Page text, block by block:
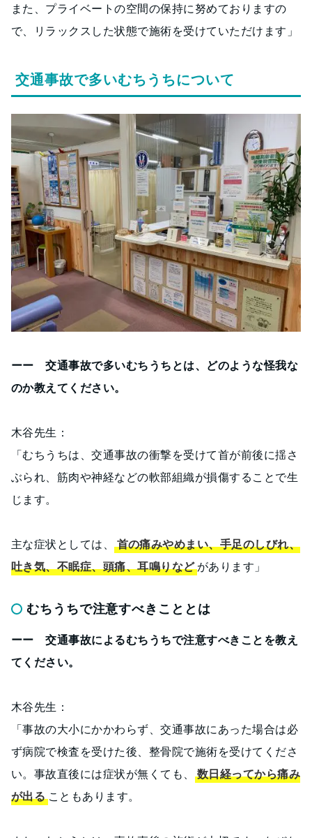
また、プライベートの空間の保持に努めておりますの
で、リラックスした状態で施術を受けていただけます」
交通事故で多いむちうちについて
ーー 交通事故で多いむちうちとは、どのような怪我な
のか教えてください。
木谷先生：
「むちうちは、交通事故の衝撃を受けて首が前後に揺さ
ぶられ、筋肉や神経などの軟部組織が損傷することで生
じます。
主な症状としては、首の痛みやめまい、手足のしびれ、
吐き気、不眠症、頭痛、耳鳴りなどがあります」
むちうちで注意すべきこととは
ーー 交通事故によるむちうちで注意すべきことを教え
てください。
木谷先生：
「事故の大小にかかわらず、交通事故にあった場合は必
ず病院で検査を受けた後、整骨院で施術を受けてくださ
い。事故直後には症状が無くても、
数日経ってから痛み
が出ることもあります。